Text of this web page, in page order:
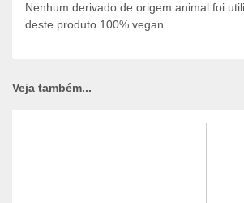
Nenhum derivado de origem animal foi
deste produto 100% vegan
Veja também...